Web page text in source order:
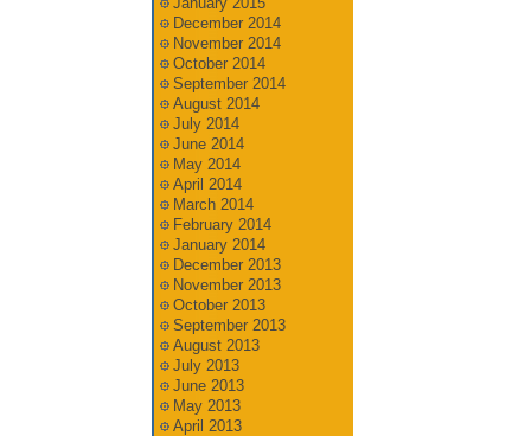
December 2014
November 2014
October 2014
September 2014
August 2014
July 2014
June 2014
May 2014
April 2014
March 2014
February 2014
January 2014
December 2013
November 2013
October 2013
September 2013
August 2013
July 2013
June 2013
May 2013
April 2013